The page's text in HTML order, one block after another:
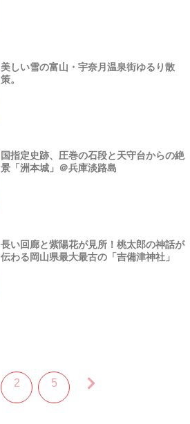
美しい雪の富山・宇奈月温泉街ゆるり散
策。
国指定史跡、圧巻の石段と天守台からの絶
景「洲本城」＠兵庫淡路島
長い回廊と紫陽花が見所！桃太郎の神話が
伝わる岡山県最大最古の「吉備津神社」
2 5